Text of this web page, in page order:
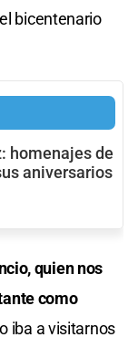
bicentenario
homenajes de
aniversarios
quien nos
como
iba a visitarnos